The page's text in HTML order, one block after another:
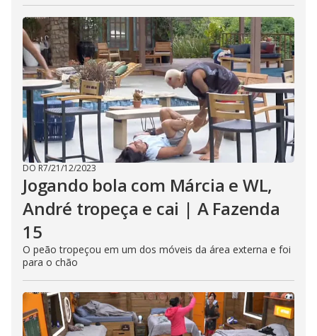
DO R7/21/12/2023
Jogando bola com Márcia e WL,
André tropeça e cai | A Fazenda
15
O peão tropeçou em um dos móveis da área externa e foi
para o chão